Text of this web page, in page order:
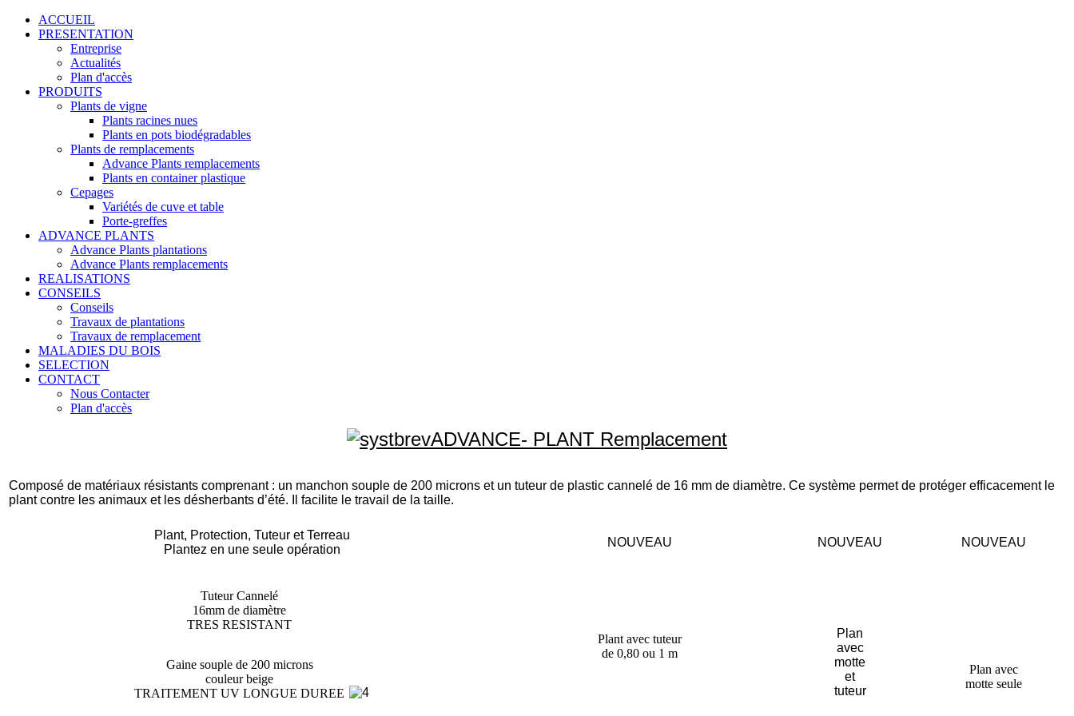
ACCUEIL
PRESENTATION
Entreprise
Actualités
Plan d'accès
PRODUITS
Plants de vigne
Plants racines nues
Plants en pots biodégradables
Plants de remplacements
Advance Plants remplacements
Plants en container plastique
Cepages
Variétés de cuve et table
Porte-greffes
ADVANCE PLANTS
Advance Plants plantations
Advance Plants remplacements
REALISATIONS
CONSEILS
Conseils
Travaux de plantations
Travaux de remplacement
MALADIES DU BOIS
SELECTION
CONTACT
Nous Contacter
Plan d'accès
ADVANCE- PLANT Remplacement
Composé de matériaux résistants comprenant : un manchon souple de 200 microns et un tuteur de plastic cannelé de 16 mm de diamètre. Ce système permet de protéger efficacement le
plant contre les animaux et les désherbants d’été. Il facilite le travail de la taille.
Plant, Protection, Tuteur et Terreau
Plantez en une seule opération
NOUVEAU NOUVEAU NOUVEAU
Tuteur Cannelé
16mm de diamètre
TRES RESISTANT
Gaine souple de 200 microns
couleur beige
TRAITEMENT UV LONGUE DUREE
Plant avec tuteur
de 0,80 ou 1 m
Plan
avec
motte
et
tuteur
Plan avec
motte seule